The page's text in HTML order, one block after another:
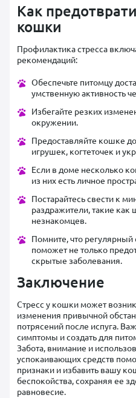
Как
кошки
Профилактика стресса
рекомендаций:
Обеспечьте питомцу
умственную активность
Избегайте резких
окружении.
Предоставляйте кошке
игрушек, когтеточек и
Если в доме несколько
из них есть личное
Постарайтесь свести к
раздражители, такие как
незнакомцев.
Помните, что регулярный
поможет не только
скрытые заболевания.
Заключение
Стресс у кошки может
изменения привычной
потрясений после испуга.
симптомы и создать для
Забота, внимание и
успокаивающих средств
признаки и избавить вашу
беспокойства, сохраняя ее
равновесие.